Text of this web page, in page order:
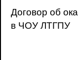
Договор об
в ЧОУ ЛТГПУ